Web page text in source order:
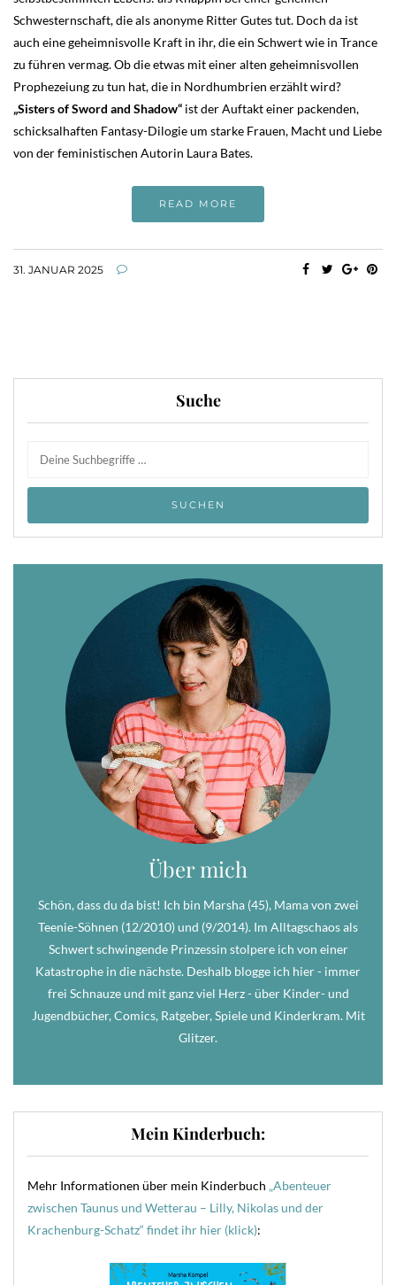
Schwesternschaft, die als anonyme Ritter Gutes tut. Doch da ist
auch eine geheimnisvolle Kraft in ihr, die ein Schwert wie in Trance
zu führen vermag. Ob die etwas mit einer alten geheimnisvollen
Prophezeiung zu tun hat, die in Nordhumbrien erzählt wird?
„Sisters of Sword and Shadow“ ist der Auftakt einer packenden,
schicksalhaften Fantasy-Dilogie um starke Frauen, Macht und Liebe
von der feministischen Autorin Laura Bates.
READ MORE
31. JANUAR 2025
Suche
Über mich
Schön, dass du da bist! Ich bin Marsha (45), Mama von zwei
Teenie-Söhnen (12/2010) und (9/2014). Im Alltagschaos als
Schwert schwingende Prinzessin stolpere ich von einer
Katastrophe in die nächste. Deshalb blogge ich hier - immer
frei Schnauze und mit ganz viel Herz - über Kinder- und
Jugendbücher, Comics, Ratgeber, Spiele und Kinderkram. Mit
Glitzer.
Mein Kinderbuch:
Mehr Informationen über mein Kinderbuch „Abenteuer
zwischen Taunus und Wetterau – Lilly, Nikolas und der
Krachenburg-Schatz“ findet ihr hier (klick):